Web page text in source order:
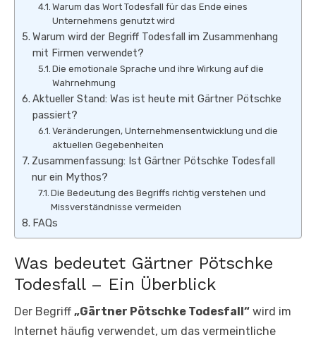
Warum das Wort Todesfall für das Ende eines
Unternehmens genutzt wird
Warum wird der Begriff Todesfall im Zusammenhang
mit Firmen verwendet?
Die emotionale Sprache und ihre Wirkung auf die
Wahrnehmung
Aktueller Stand: Was ist heute mit Gärtner Pötschke
passiert?
Veränderungen, Unternehmensentwicklung und die
aktuellen Gegebenheiten
Zusammenfassung: Ist Gärtner Pötschke Todesfall
nur ein Mythos?
Die Bedeutung des Begriffs richtig verstehen und
Missverständnisse vermeiden
FAQs
Was bedeutet Gärtner Pötschke
Todesfall – Ein Überblick
Der Begriff „Gärtner Pötschke Todesfall“ wird im
Internet häufig verwendet, um das vermeintliche